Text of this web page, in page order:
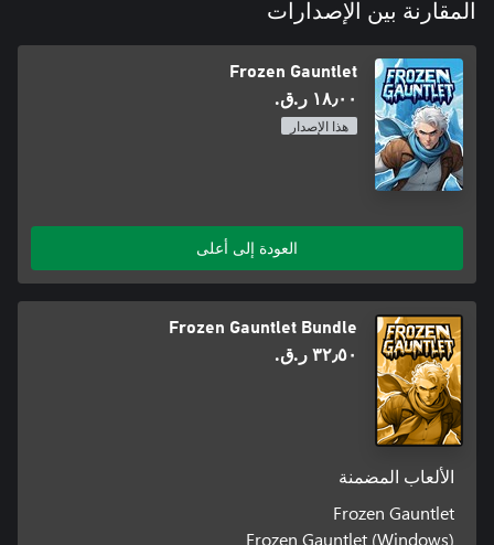
المقارنة بين الإصدارات
Frozen Gauntlet
١٨٫٠٠ ر.ق.‏
هذا الإصدار
العودة إلى أعلى
Frozen Gauntlet Bundle
٣٢٫٥٠ ر.ق.‏
الألعاب المضمنة
Frozen Gauntlet
Frozen Gauntlet (Windows)